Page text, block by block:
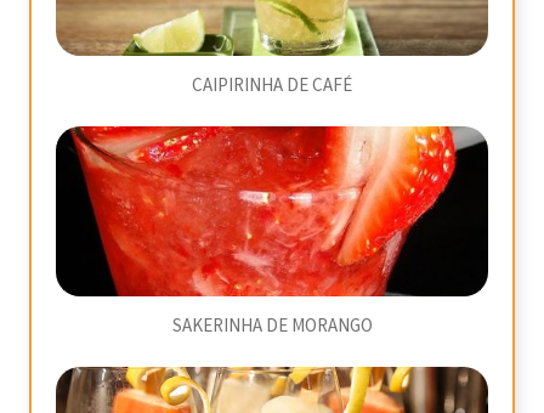
CAIPIRINHA DE CAFÉ
SAKERINHA DE MORANGO